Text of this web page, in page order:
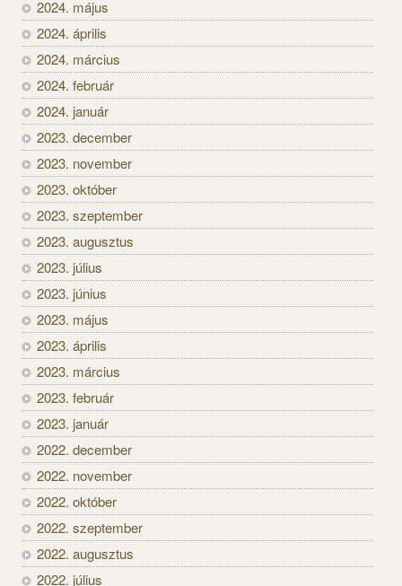
2024. május
2024. április
2024. március
2024. február
2024. január
2023. december
2023. november
2023. október
2023. szeptember
2023. augusztus
2023. július
2023. június
2023. május
2023. április
2023. március
2023. február
2023. január
2022. december
2022. november
2022. október
2022. szeptember
2022. augusztus
2022. július